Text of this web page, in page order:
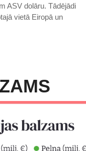
ASV dolāru. Tādējādi
vietā Eiropā un